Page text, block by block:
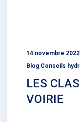
14 novembre 2022
Blog Conseils
LES
VOIRIE